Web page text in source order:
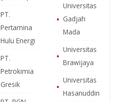
PT.
Pertamina
Hulu Energi
PT.
Petrokimia
Gresik
▪
Universitas
Gadjah
Mada
▪
Universitas
Brawijaya
▪
Universitas
Hasanuddin